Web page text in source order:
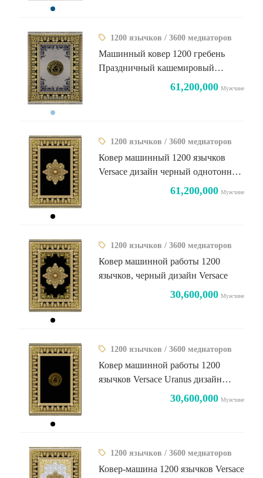
1200 язычков / 3600 медиаторов
Машинный ковер 1200 гребень
Праздничный кашемировый
61,200,000 Мужчине
1200 язычков / 3600 медиаторов
Ковер машинный 1200 язычков
Versace дизайн черный однотонный
61,200,000 Мужчине
1200 язычков / 3600 медиаторов
Ковер машинной работы 1200
язычков, черный дизайн Versace
30,600,000 Мужчине
1200 язычков / 3600 медиаторов
Ковер машинной работы 1200
язычков Versace Uranus дизайн
черный однотонный пол
30,600,000 Мужчине
1200 язычков / 3600 медиаторов
Ковер-машина 1200 язычков Versace